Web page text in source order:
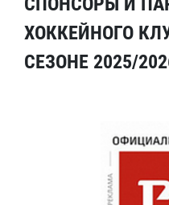
ХОККЕЙНОГО
СЕЗОНЕ 2025/